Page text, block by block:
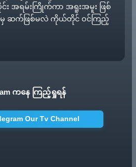
း အရမ်းကြိုက်ကာ အရူးအမူး ဖြစ်
ဆက်ဖြစ်မလဲ ကိုယ်တိုင် ဝင်ကြည့်
ကနေ ကြည့်ရှုရန်
Our Tv Channel